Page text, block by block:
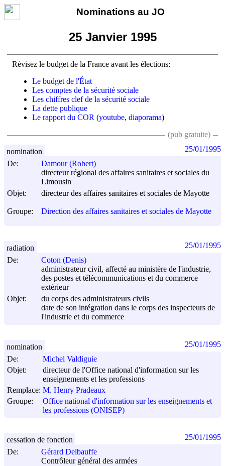
Nominations au JO
25 Janvier 1995
Révisez le budget de la France avant les élections:
Le budget de l'État
Les comptes de la sécurité sociale
Les chiffres clef de la sécurité sociale
La dette publique
Le rapport du COR (youtube, diaporama)
(pub gratuite)
De:
Damour (Robert)
directeur régional des affaires sanitaires et sociales du
Limousin
Objet:
directeur des affaires sanitaires et sociales de Mayotte
Groupe: Direction des affaires sanitaires et sociales de Mayotte
nomination 25/01/1995
De:
Coton (Denis)
administrateur civil, affecté au ministère de l'industrie,
des postes et télécommunications et du commerce
extérieur
Objet:
du corps des administrateurs civils
date de son intégration dans le corps des inspecteurs de
l'industrie et du commerce
radiation 25/01/1995
De:
Michel Valdiguie
Objet:
directeur de l'Office national d'information sur les
enseignements et les professions
Remplace: M. Henry Pradeaux
Groupe:
Office national d'information sur les enseignements et
les professions (ONISEP)
nomination 25/01/1995
De:
Gérard Delbauffe
Contrôleur général des armées
cessation de fonction 25/01/1995